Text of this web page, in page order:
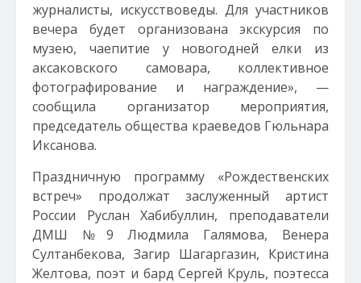
журналисты, искусствоведы. Для участников
вечера будет организована экскурсия по
музею, чаепитие у новогодней елки из
аксаковского самовара, коллективное
фотографирование и награждение», —
сообщила организатор мероприятия,
председатель общества краеведов Гюльнара
Иксанова.
Праздничную программу «Рождественских
встреч» продолжат заслуженный артист
России Руслан Хабибуллин, преподаватели
ДМШ №9 Людмила Галямова, Венера
Султанбекова, Загир Шагаргазин, Кристина
Желтова, поэт и бард Сергей Круль, поэтесса